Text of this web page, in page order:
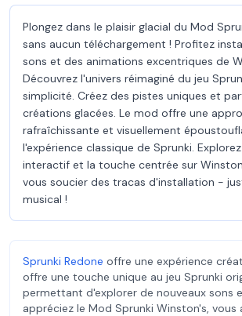
Plongez dans le plaisir glacial du Mod
sans aucun téléchargement ! Profitez
sons et des animations excentriques de
Découvrez l'univers réimaginé du jeu
simplicité. Créez des pistes uniques et
créations glacées. Le mod offre une
rafraîchissante et visuellement
l'expérience classique de Sprunki.
interactif et la touche centrée sur
vous soucier des tracas d'installation -
musical !
Sprunki Redone offre une expérience
offre une touche unique au jeu Sprunki
permettant d'explorer de nouveaux sons
appréciez le Mod Sprunki Winston's, vous